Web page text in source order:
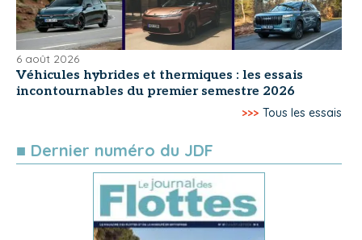
6 août 2026
Véhicules hybrides et thermiques : les essais
incontournables du premier semestre 2026
>>> Tous les essais
■ Dernier numéro du JDF